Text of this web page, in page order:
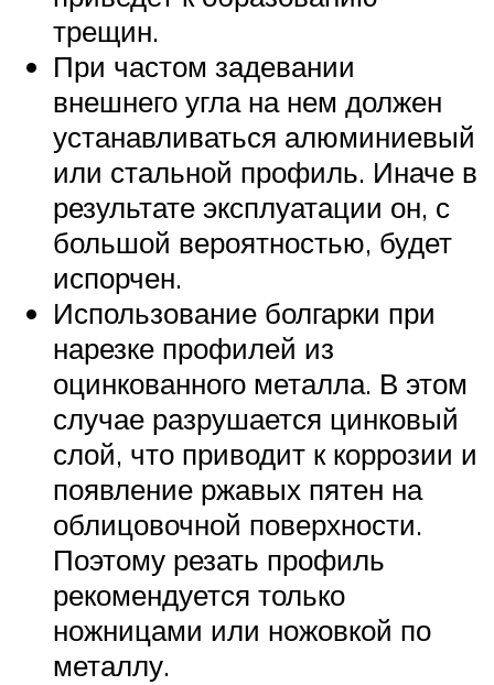
трещин.
При частом задевании
внешнего угла на нем должен
устанавливаться алюминиевый
или стальной профиль. Иначе в
результате эксплуатации он, с
большой вероятностью, будет
испорчен.
Использование болгарки при
нарезке профилей из
оцинкованного металла. В этом
случае разрушается цинковый
слой, что приводит к коррозии и
появление ржавых пятен на
облицовочной поверхности.
Поэтому резать профиль
рекомендуется только
ножницами или ножовкой по
металлу.